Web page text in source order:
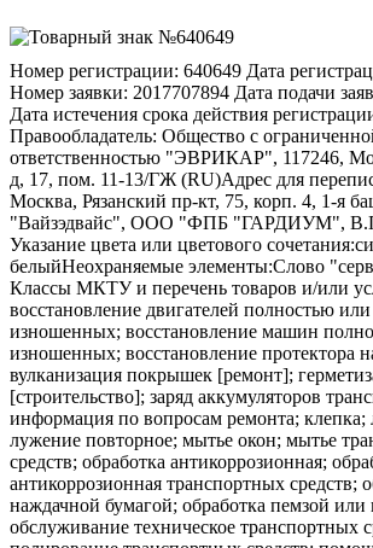
Номер регистрации: 640649 Дата
Номер заявки: 2017707894 Дата подачи
Дата истечения срока действия
Правообладатель: Общество с
ответственностью "ЭВРИКАР", 117246,
д, 17, пом. 11-13/ГЖ (RU)Адрес для
Москва, Рязанский пр-кт, 75, корп. 4, 1-я
"Вайзэдвайс", ООО "ФПБ "ГАРДИУМ",
Указание цвета или цветового сочетания:
белыйНеохраняемые элементы:Слово
Классы МКТУ и перечень товаров и/или
восстановление двигателей полностью
изношенных; восстановление машин
изношенных; восстановление протектора
вулканизация покрышек [ремонт];
[строительство]; заряд аккумуляторов
информация по вопросам ремонта; клепка;
лужение повторное; мытье окон; мытье
средств; обработка антикоррозионная;
антикоррозионная транспортных средств;
наждачной бумагой; обработка пемзой или
обслуживание техническое транспортных